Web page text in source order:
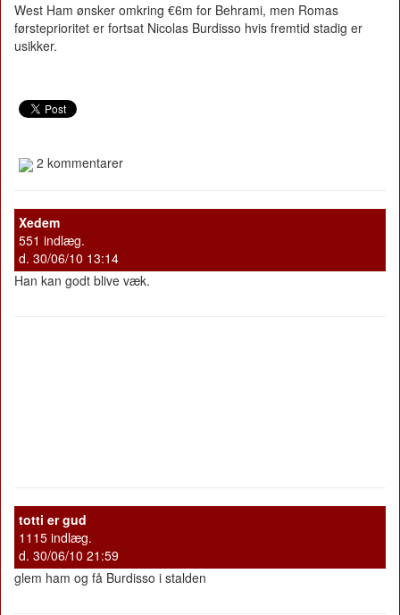
West Ham ønsker omkring €6m for Behrami, men Romas
førsteprioritet er fortsat Nicolas Burdisso hvis fremtid stadig er
usikker.
2 kommentarer
Xedem
551 indlæg.
d. 30/06/10 13:14
Han kan godt blive væk.
totti er gud
1115 indlæg.
d. 30/06/10 21:59
glem ham og få Burdisso i stalden